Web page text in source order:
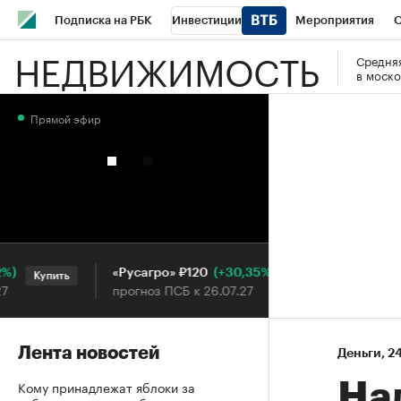
Подписка на РБК Инвестиции Мероприятия
Школа управления РБК РБК Образование РБК Курсы
НЕДВИЖИМОСТЬ
в
Деньги⁠,
Прямой эфир
Купить «Русагро» ₽120 (+30,35%)
прогноз ПСБ к 26.07.27
Лента новостей
Кому принадлежат яблоки за